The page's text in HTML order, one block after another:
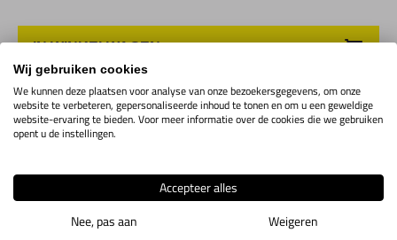
d1: 32mm
T: M12
IN WINKELWAGEN
Productomschrijving
- De spantanghouders zijn gefabriceerd uit een
Wij gebruiken cookies
We kunnen deze plaatsen voor analyse van onze bezoekersgegevens, om onze
website te verbeteren, gepersonaliseerde inhoud te tonen en om u een geweldige
website-ervaring te bieden. Voor meer informatie over de cookies die we gebruiken
opent u de instellingen.
Accepteer alles
Nee, pas aan
Weigeren